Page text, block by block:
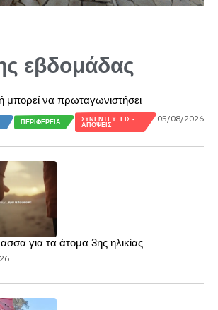
εβδομάδας
μπορεί να πρωταγωνιστήσει
ΠΕΡΙΦΈΡΕΙΑ
ΣΥΝΕΝΤΕΎΞΕΙΣ -
ΑΠΌΨΕΙΣ
05/08/2026
για τα άτομα 3ης ηλικίας